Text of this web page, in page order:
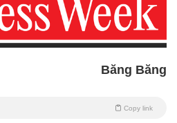
Băng Băng
Copy link